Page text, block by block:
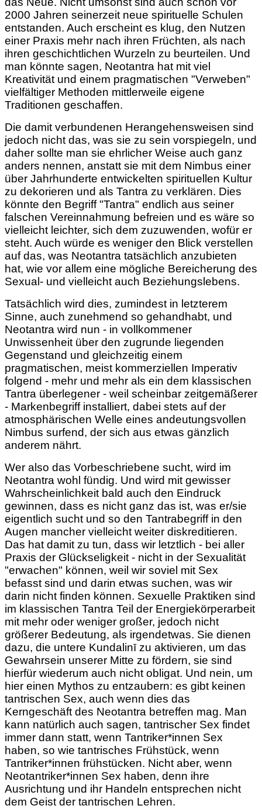
2000 Jahren seinerzeit neue spirituelle Schulen
entstanden. Auch erscheint es klug, den Nutzen
einer Praxis mehr nach ihren Früchten, als nach
ihren geschichtlichen Wurzeln zu beurteilen. Und
man könnte sagen, Neotantra hat mit viel
Kreativität und einem pragmatischen "Verweben"
vielfältiger Methoden mittlerweile eigene
Traditionen geschaffen.
Die damit verbundenen Herangehensweisen sind
jedoch nicht das, was sie zu sein vorspiegeln, und
daher sollte man sie ehrlicher Weise auch ganz
anders nennen, anstatt sie mit dem Nimbus einer
über Jahrhunderte entwickelten spirituellen Kultur
zu dekorieren und als Tantra zu verklären. Dies
könnte den Begriff "Tantra" endlich aus seiner
falschen Vereinnahmung befreien und es wäre so
vielleicht leichter, sich dem zuzuwenden, wofür er
steht. Auch würde es weniger den Blick verstellen
auf das, was Neotantra tatsächlich anzubieten
hat, wie vor allem eine mögliche Bereicherung des
Sexual- und vielleicht auch Beziehungslebens.
Tatsächlich wird dies, zumindest in letzterem
Sinne, auch zunehmend so gehandhabt, und
Neotantra wird nun - in vollkommener
Unwissenheit über den zugrunde liegenden
Gegenstand und gleichzeitig einem
pragmatischen, meist kommerziellen Imperativ
folgend - mehr und mehr als ein dem klassischen
Tantra überlegener - weil scheinbar zeitgemäßerer
- Markenbegriff installiert, dabei stets auf der
atmosphärischen Welle eines andeutungsvollen
Nimbus surfend, der sich aus etwas gänzlich
anderem nährt.
Wer also das Vorbeschriebene sucht, wird im
Neotantra wohl fündig. Und wird mit gewisser
Wahrscheinlichkeit bald auch den Eindruck
gewinnen, dass es nicht ganz das ist, was er/sie
eigentlich sucht und so den Tantrabegriff in den
Augen mancher vielleicht weiter diskreditieren.
Das hat damit zu tun, dass wir letztlich - bei aller
Praxis der Glückseligkeit - nicht in der Sexualität
"erwachen" können, weil wir soviel mit Sex
befasst sind und darin etwas suchen, was wir
darin nicht finden können. Sexuelle Praktiken sind
im klassischen Tantra Teil der Energiekörperarbeit
mit mehr oder weniger großer, jedoch nicht
größerer Bedeutung, als irgendetwas. Sie dienen
dazu, die untere Kundalinī zu aktivieren, um das
Gewahrsein unserer Mitte zu fördern, sie sind
hierfür wiederum auch nicht obligat. Und nein, um
hier einen Mythos zu entzaubern: es gibt keinen
tantrischen Sex, auch wenn dies das
Kerngeschäft des Neotantra betreffen mag. Man
kann natürlich auch sagen, tantrischer Sex findet
immer dann statt, wenn Tantriker*innen Sex
haben, so wie tantrisches Frühstück, wenn
Tantriker*innen frühstücken. Nicht aber, wenn
Neotantriker*innen Sex haben, denn ihre
Ausrichtung und ihr Handeln entsprechen nicht
dem Geist der tantrischen Lehren.